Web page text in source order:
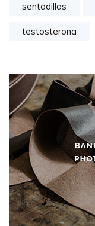
sentadillas
testosterona